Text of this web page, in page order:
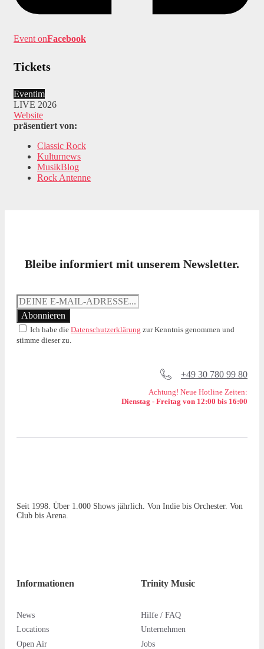
Event onFacebook
Tickets
Eventim
LIVE 2026
Website
präsentiert von:
Classic Rock
Kulturnews
MusikBlog
Rock Antenne
Bleibe informiert mit unserem Newsletter.
Ich habe die Datenschutzerklärung zur Kenntnis genommen und
stimme dieser zu.
+49 30 780 99 80
Achtung! Neue Hotline Zeiten:
Dienstag - Freitag von 12:00 bis 16:00
Seit 1998. Über 1.000 Shows jährlich. Von Indie bis Orchester. Von
Club bis Arena.
Informationen
News
Locations
Open Air
Trinity Music
Hilfe / FAQ
Unternehmen
Jobs